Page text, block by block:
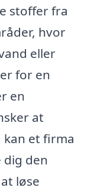
stoffer fra
hvor
eller
for en
en
at
et firma
dig den
løse